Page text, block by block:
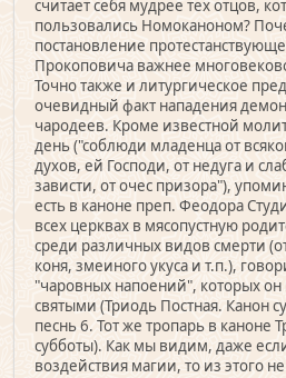
считает себя мудрее тех отцов,
пользовались Номоканоном?
постановление
Прокоповича важнее
Точно также и литургическое
очевидный факт нападения
чародеев. Кроме известной
день ("соблюди младенца от
духов, ей Господи, от недуга и
зависти, от очес призора"),
есть в каноне преп. Феодора
всех церквах в мясопустную
среди различных видов смерти
коня, змеиного укуса и т.п.),
"чаровных напоений", которых он
святыми (Триодь Постная. Канон
песнь 6. Тот же тропарь в каноне
субботы). Как мы видим, даже
воздействия магии, то из этого